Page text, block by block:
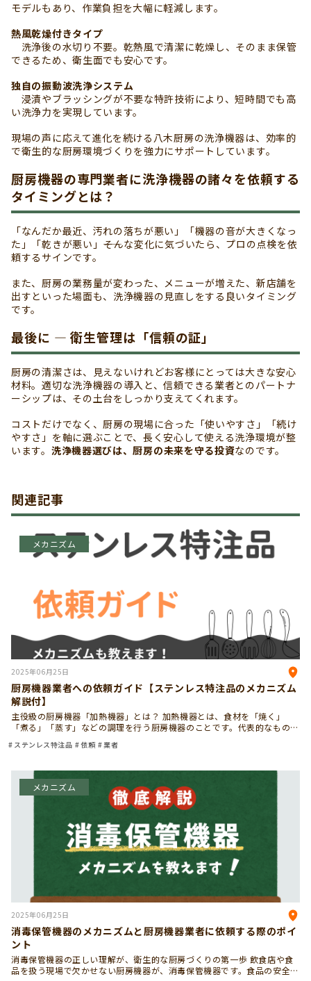
モデルもあり、作業負担を大幅に軽減します。
熱風乾燥付きタイプ
洗浄後の水切り不要。乾熱風で清潔に乾燥し、そのまま保管
できるため、衛生面でも安心です。
独自の振動波洗浄システム
浸漬やブラッシングが不要な特許技術により、短時間でも高
い洗浄力を実現しています。
現場の声に応えて進化を続ける八木厨房の洗浄機器は、効率的
で衛生的な厨房環境づくりを強力にサポートしています。
厨房機器の専門業者に洗浄機器の諸々を依頼する
タイミングとは？
「なんだか最近、汚れの落ちが悪い」「機器の音が大きくなっ
た」「乾きが悪い」――そんな変化に気づいたら、プロの点検を依
頼するサインです。
また、厨房の業務量が変わった、メニューが増えた、新店舗を
出すといった場面も、洗浄機器の見直しをする良いタイミング
です。
最後に ― 衛生管理は「信頼の証」
厨房の清潔さは、見えないけれどお客様にとっては大きな安心
材料。適切な洗浄機器の導入と、信頼できる業者とのパートナ
ーシップは、その土台をしっかり支えてくれます。
コストだけでなく、厨房の現場に合った「使いやすさ」「続け
やすさ」を軸に選ぶことで、長く安心して使える洗浄環境が整
います。 洗浄機器選びは、厨房の未来を守る投資なのです。
関連記事
メカニズム
2025年06月25日
厨房機器業者への依頼ガイド【ステンレス特注品のメカニズム
解説付】
主役級の厨房機器「加熱機器」とは？ 加熱機器とは、食材を「焼く」
「煮る」「蒸す」などの調理を行う厨房機器のことです。代表的なものに
ン）、フライヤーなどがあり […]
ステンレス特注品 依頼 業者
メカニズム
2025年06月25日
消毒保管機器のメカニズムと厨房機器業者に依頼する際のポイ
ント
消毒保管機器の正しい理解が、衛生的な厨房づくりの第一歩 飲食店や食
品を扱う現場で欠かせない厨房機器が、消毒保管機器です。食品の安全を